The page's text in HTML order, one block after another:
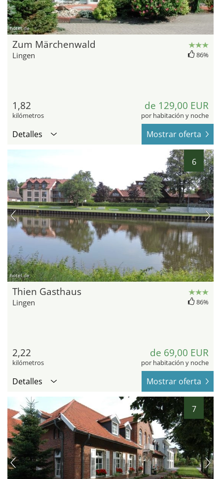
hotel.de
Zum Märchenwald
Lingen 86%
1,82
kilómetros
de 129,00 EUR
por habitación y noche
Detalles Mostrar oferta
6
hotel.de
Thien Gasthaus
Lingen 86%
2,22
kilómetros
de 69,00 EUR
por habitación y noche
Detalles Mostrar oferta
7